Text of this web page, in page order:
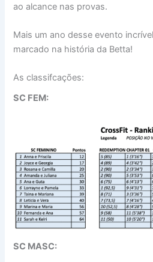
ao alcance nas provas.
Mais um ano desse evento
marcado na história da Betta!
As classifcações:
SC FEM:
SC MASC: